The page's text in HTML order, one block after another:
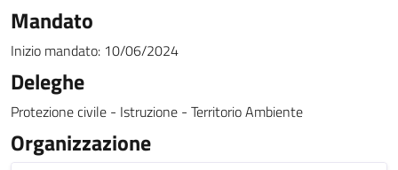
Mandato
Inizio mandato: 10/06/2024
Deleghe
Protezione civile - Istruzione - Territorio Ambiente
Organizzazione